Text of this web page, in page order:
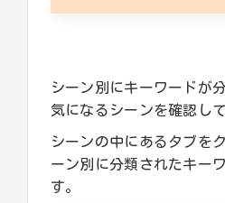
シーン別にキーワードが
気になるシーンを確認し
シーンの中にあるタブを
ーン別に分類されたキー
す。